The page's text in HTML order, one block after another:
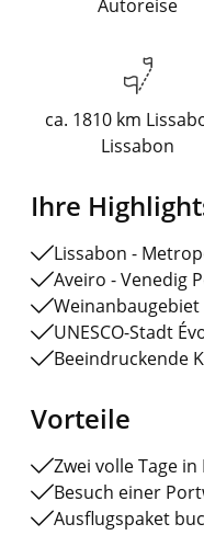
Autoreise
ca. 1810 km
Lissabon
Ihre
Lissabon -
Aveiro - Venedig
UNESCO-Stadt
Beeindruckende
Vorteile
Zwei volle Tage
Besuch einer
Ausflugspaket